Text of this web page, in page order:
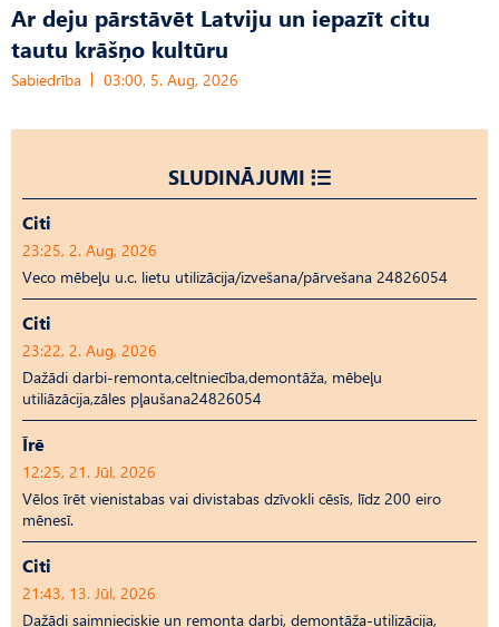
Ar deju pārstāvēt Latviju un iepazīt citu
tautu krāšņo kultūru
Sabiedrība 03:00, 5. Aug, 2026
SLUDINĀJUMI
Citi
23:25, 2. Aug, 2026
Veco mēbeļu u.c. lietu utilizācija/izvešana/pārvešana 24826054
Citi
23:22, 2. Aug, 2026
Dažādi darbi-remonta,celtniecība,demontāža, mēbeļu
utiliāzācija,zāles pļaušana24826054
Īrē
12:25, 21. Jūl, 2026
Vēlos īrēt vienistabas vai divistabas dzīvokli cēsīs, līdz 200 eiro
mēnesī.
Citi
21:43, 13. Jūl, 2026
Dažādi saimnieciskie un remonta darbi, demontāža-utilizācija,